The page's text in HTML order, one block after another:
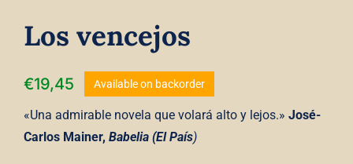
Los vencejos
€19,45 Available on backorder
«Una admirable novela que volará alto y lejos.» José-
Carlos Mainer, Babelia (El País)